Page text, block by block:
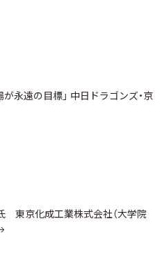
永遠の目標」 中日ドラゴンズ・京
東京化成工業株式会社（大学院